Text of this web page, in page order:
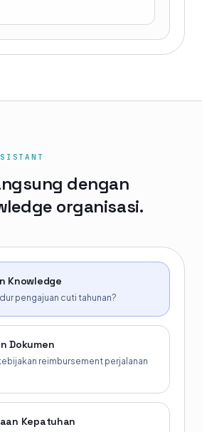
dengan
organisasi.
Knowledge
pengajuan cuti tahunan?
Dokumen
reimbursement perjalanan
Kepatuhan